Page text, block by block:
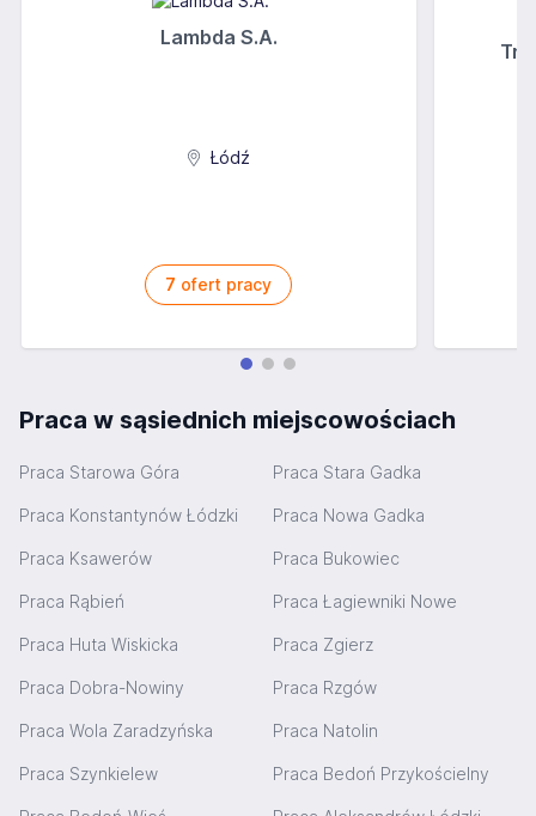
Lambda S.A.
Łódź
7 ofert pracy
Praca w sąsiednich miejscowościach
Praca Starowa Góra Praca Stara Gadka
Praca Konstantynów Łódzki Praca Nowa Gadka
Praca Ksawerów Praca Bukowiec
Praca Rąbień Praca Łagiewniki Nowe
Praca Huta Wiskicka Praca Zgierz
Praca Dobra-Nowiny Praca Rzgów
Praca Wola Zaradzyńska Praca Natolin
Praca Szynkielew Praca Bedoń Przykościelny